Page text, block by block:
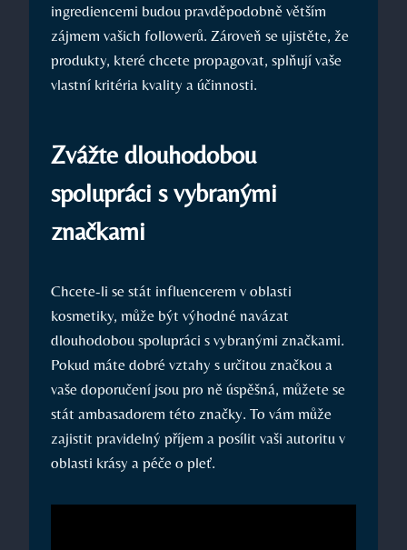
ingrediencemi budou pravděpodobně větším
zájmem vašich followerů. Zároveň se ujistěte, že
produkty, které chcete propagovat, splňují vaše
vlastní kritéria kvality a účinnosti.
Zvážte dlouhodobou
spolupráci s vybranými
značkami
Chcete-li se stát influencerem v oblasti
kosmetiky, může být výhodné navázat
dlouhodobou spolupráci s vybranými značkami.
Pokud máte dobré vztahy s určitou značkou a
vaše doporučení jsou pro ně úspěšná, můžete se
stát ambasadorem této značky. To vám může
zajistit pravidelný příjem a posílit vaši autoritu v
oblasti krásy a péče o pleť.